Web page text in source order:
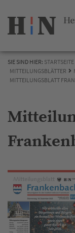
SIE SIND HIER: STARTSEITE
MITTEILUNGSBLÄTTER
MITTEILUNGSBLATT